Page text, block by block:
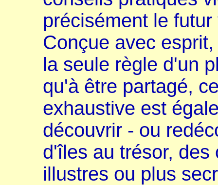
précisément le futur
Conçue avec
la seule règle d'un
qu'à être partagé,
exhaustive est
découvrir - ou
d'îles au trésor, des
illustres ou plus